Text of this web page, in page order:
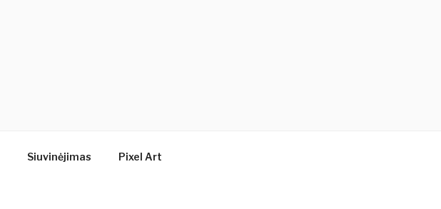
Siuvinėjimas Pixel Art